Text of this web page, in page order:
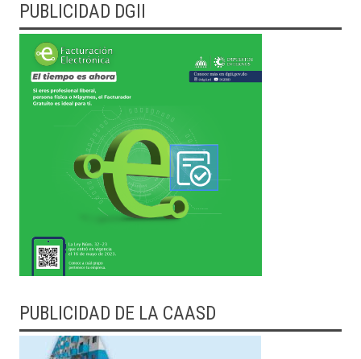
PUBLICIDAD DGII
PUBLICIDAD DE LA CAASD